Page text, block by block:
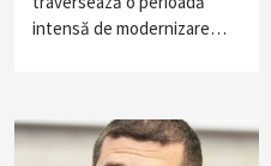
intensă de modernizare…